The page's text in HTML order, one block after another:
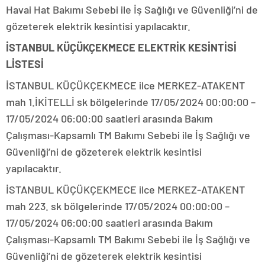
Havai Hat Bakımı Sebebi ile İş Sağlığı ve Güvenliği’ni de
gözeterek elektrik kesintisi yapılacaktır.
İSTANBUL KÜÇÜKÇEKMECE ELEKTRİK KESİNTİSİ
LİSTESİ
İSTANBUL KÜÇÜKÇEKMECE ilce MERKEZ-ATAKENT
mah 1.İKİTELLİ sk bölgelerinde 17/05/2024 00:00:00 –
17/05/2024 06:00:00 saatleri arasında Bakım
Çalışması-Kapsamlı TM Bakımı Sebebi ile İş Sağlığı ve
Güvenliği’ni de gözeterek elektrik kesintisi
yapılacaktır.
İSTANBUL KÜÇÜKÇEKMECE ilce MERKEZ-ATAKENT
mah 223. sk bölgelerinde 17/05/2024 00:00:00 –
17/05/2024 06:00:00 saatleri arasında Bakım
Çalışması-Kapsamlı TM Bakımı Sebebi ile İş Sağlığı ve
Güvenliği’ni de gözeterek elektrik kesintisi